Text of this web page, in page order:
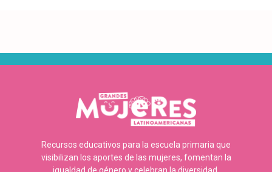
Recursos educativos para la escuela primaria que
visibilizan los aportes de las mujeres, fomentan la
igualdad de género y celebran la diversidad.